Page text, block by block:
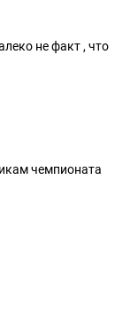
не факт , что
чемпионата